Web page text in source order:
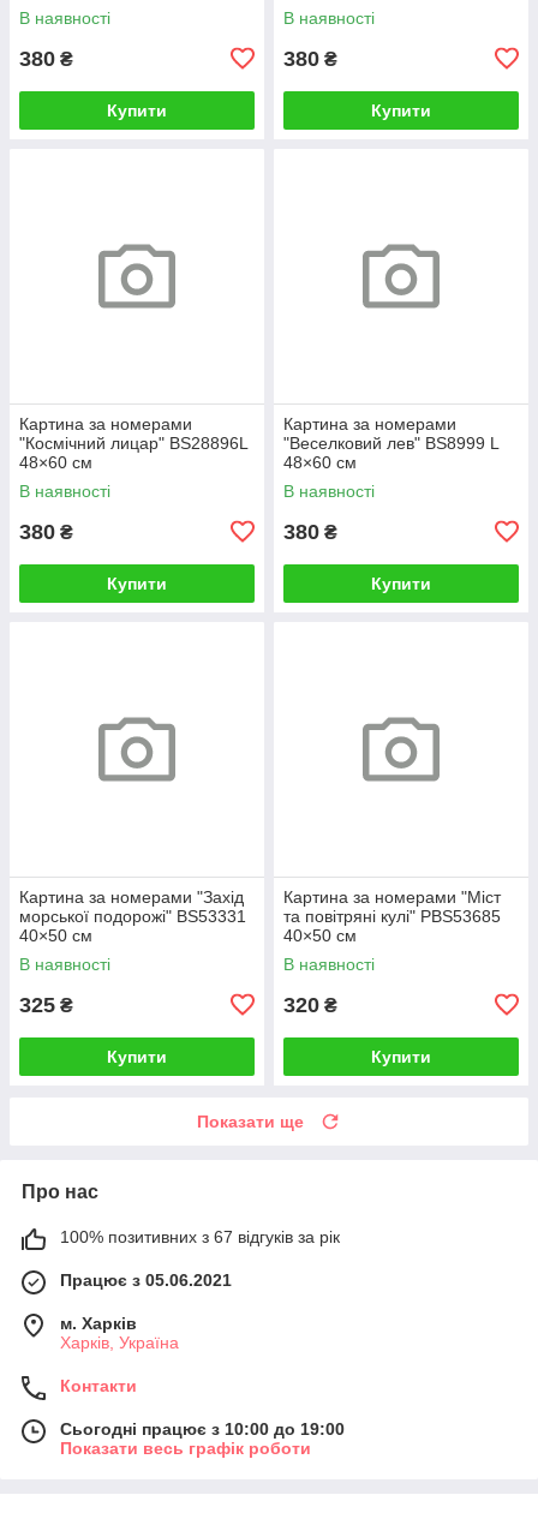
В наявності
380 ₴
Купити
В наявності
380 ₴
Купити
Картина за номерами
"Космічний лицар" BS28896L
48×60 см
В наявності
380 ₴
Купити
Картина за номерами
"Веселковий лев" BS8999 L
48×60 см
В наявності
380 ₴
Купити
Картина за номерами "Захід
морської подорожі" BS53331
40×50 см
В наявності
325 ₴
Купити
Картина за номерами "Міст
та повітряні кулі" PBS53685
40×50 см
В наявності
320 ₴
Купити
Показати ще
Про нас
100% позитивних з 67 відгуків за рік
Працює з 05.06.2021
м. Харків
Харків, Україна
Контакти
Сьогодні працює з 10:00 до 19:00
Показати весь графік роботи